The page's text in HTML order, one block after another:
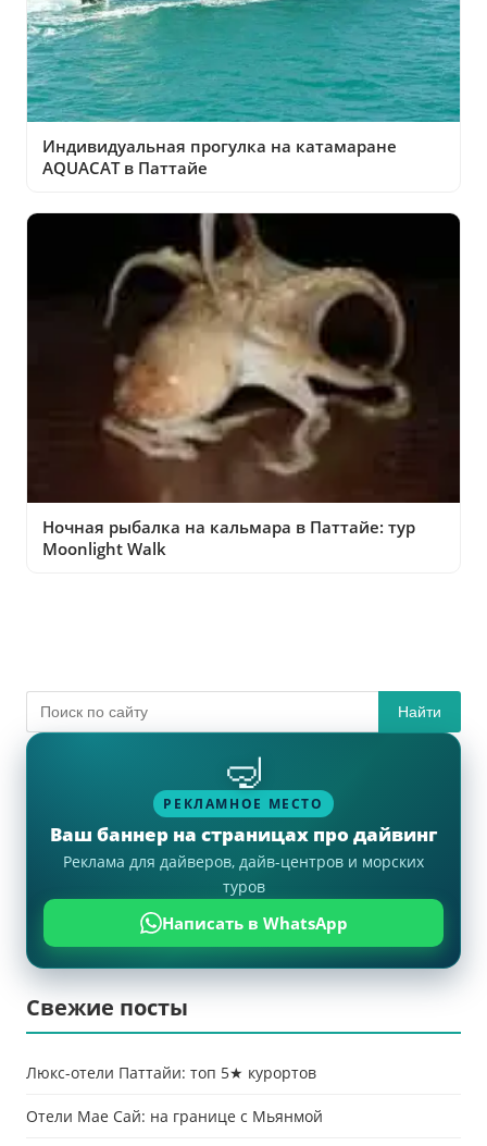
Индивидуальная прогулка на катамаране
AQUACAT в Паттайе
Ночная рыбалка на кальмара в Паттайе: тур
Moonlight Walk
Найти
🤿
РЕКЛАМНОЕ МЕСТО
Ваш баннер на страницах про дайвинг
Реклама для дайверов, дайв-центров и морских
туров
Написать в WhatsApp
Свежие посты
Люкс-отели Паттайи: топ 5★ курортов
Отели Мае Сай: на границе с Мьянмой